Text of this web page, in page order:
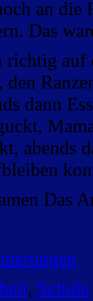
an die
Das
richtig auf
den
dann
abends
Das
, Schule